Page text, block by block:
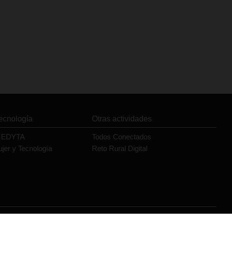
y Tecnología
Otras actividades
Todos Conectados
Reto Rural Digital